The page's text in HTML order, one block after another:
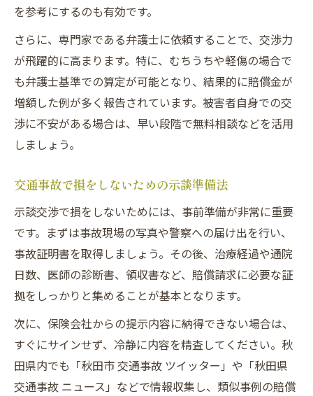
を参考にするのも有効です。
さらに、専門家である弁護士に依頼することで、交渉力
が飛躍的に高まります。特に、むちうちや軽傷の場合で
も弁護士基準での算定が可能となり、結果的に賠償金が
増額した例が多く報告されています。被害者自身での交
渉に不安がある場合は、早い段階で無料相談などを活用
しましょう。
交通事故で損をしないための示談準備法
示談交渉で損をしないためには、事前準備が非常に重要
です。まずは事故現場の写真や警察への届け出を行い、
事故証明書を取得しましょう。その後、治療経過や通院
日数、医師の診断書、領収書など、賠償請求に必要な証
拠をしっかりと集めることが基本となります。
次に、保険会社からの提示内容に納得できない場合は、
すぐにサインせず、冷静に内容を精査してください。秋
田県内でも「秋田市 交通事故 ツイッター」や「秋田県
交通事故 ニュース」などで情報収集し、類似事例の賠償